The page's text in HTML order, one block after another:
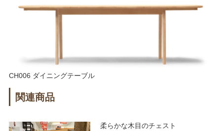
CH006 ダイニングテーブル
関連商品
柔らかな木目のチェスト